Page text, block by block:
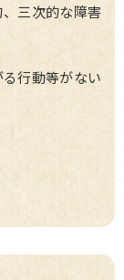
三次的な障害
行動等がない